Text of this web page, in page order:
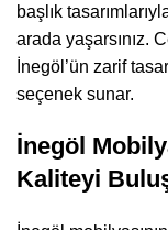
başlık
arada yaşarsınız.
İnegöl’ün zarif
seçenek sunar.
İnegöl
Kaliteyi